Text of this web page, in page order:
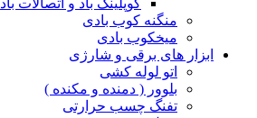
منگنه کوب بادی
میخکوب بادی
ابزار های برقی و شارژی
اتو لوله کشی
بلوور ( دمنده و مکنده )
تفنگ چسب حرارتی